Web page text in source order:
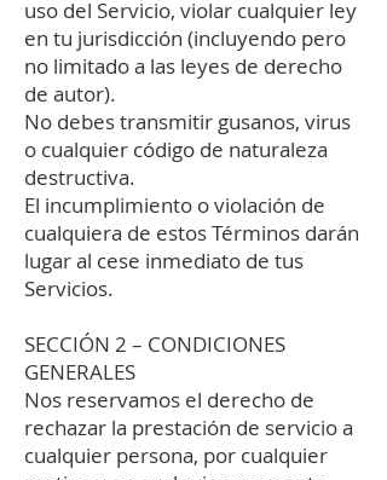
uso del Servicio, violar cualquier ley
en tu jurisdicción (incluyendo pero
no limitado a las leyes de derecho
de autor).
No debes transmitir gusanos, virus
o cualquier código de naturaleza
destructiva.
El incumplimiento o violación de
cualquiera de estos Términos darán
lugar al cese inmediato de tus
Servicios.
SECCIÓN 2 – CONDICIONES
GENERALES
Nos reservamos el derecho de
rechazar la prestación de servicio a
cualquier persona, por cualquier